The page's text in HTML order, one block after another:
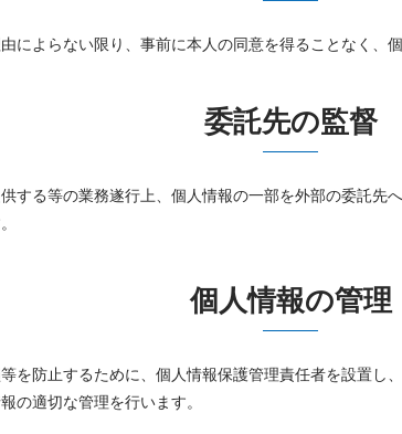
によらない限り、事前に本人の同意を得ることなく、
委託先の監督
する等の業務遂行上、個人情報の一部を外部の委託先
個人情報の管理
を防止するために、個人情報保護管理責任者を設置し
の適切な管理を行います。